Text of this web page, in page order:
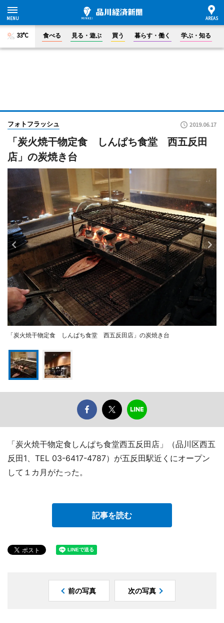
33°C 食べる 見る・遊ぶ 買う 暮らす・働く 学ぶ・知る
フォトフラッシュ 2019.06.17
「炭火焼干物定食 しんぱち食堂 西五反田
店」の炭焼き台
「炭火焼干物定食 しんぱち食堂 西五反田店」の炭焼き台
「炭火焼干物定食しんぱち食堂西五反田店」（品川区西五
反田1、TEL 03-6417-4787）が五反田駅近くにオープン
して１カ月がたった。
記事を読む
前の写真 次の写真